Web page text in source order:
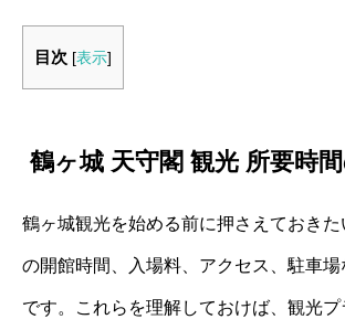
目次 [表示]
鶴ヶ城 天守閣 観光 所要時
鶴ヶ城観光を始める前に押さえておきた
の開館時間、入場料、アクセス、駐車場
です。これらを理解しておけば、観光